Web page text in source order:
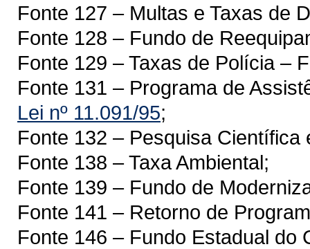
Fonte 127 – Multas e Taxas de
Fonte 128 – Fundo de
Fonte 129 – Taxas de Polícia –
Fonte 131 – Programa de
Lei nº 11.091/95;
Fonte 132 – Pesquisa Científica
Fonte 138 – Taxa Ambiental;
Fonte 139 – Fundo de
Fonte 141 – Retorno de
Fonte 146 – Fundo Estadual do